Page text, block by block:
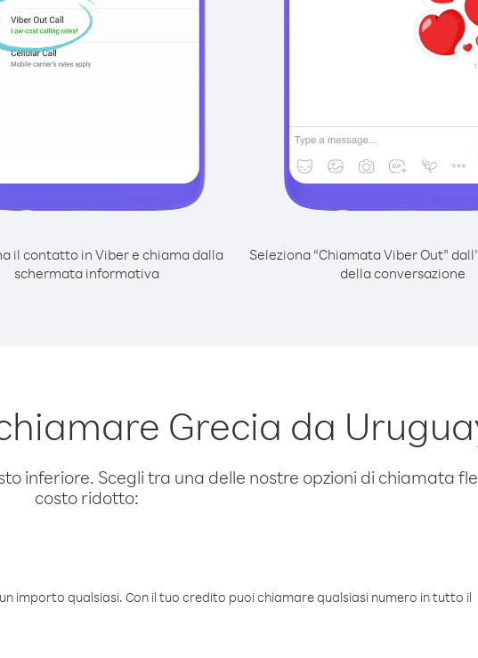
il contatto in Viber e chiama dalla
schermata informativa
Seleziona “Chiamata Viber Out”
della conversazione
Grecia da
inferiore. Scegli tra una delle nostre opzioni di chiamata
costo ridotto:
importo qualsiasi. Con il tuo credito puoi chiamare qualsiasi numero in tutto il